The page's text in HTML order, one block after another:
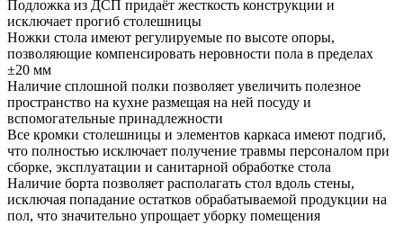
Подложка из ДСП придаёт жесткость конструкции и
исключает прогиб столешницы
Ножки стола имеют регулируемые по высоте опоры,
позволяющие компенсировать неровности пола в пределах
±20 мм
Наличие сплошной полки позволяет увеличить полезное
пространство на кухне размещая на ней посуду и
вспомогательные принадлежности
Все кромки столешницы и элементов каркаса имеют подгиб,
что полностью исключает получение травмы персоналом при
сборке, эксплуатации и санитарной обработке стола
Наличие борта позволяет располагать стол вдоль стены,
исключая попадание остатков обрабатываемой продукции на
пол, что значительно упрощает уборку помещения